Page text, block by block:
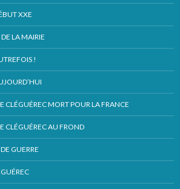
XXE
DE LA MAIRIE
!
CLÉGUÉREC MORT POUR LA FRANCE
CLÉGUÉREC AU FROND
GUERRE